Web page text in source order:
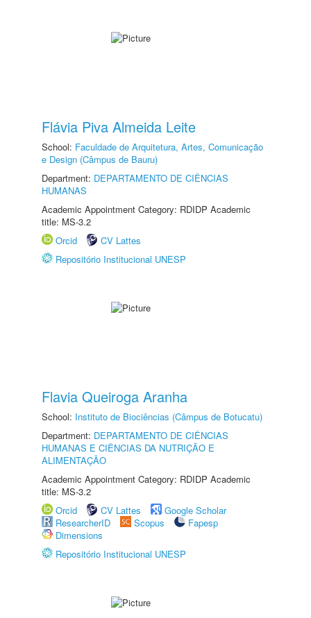
Flávia Piva Almeida Leite
School: Faculdade de Arquitetura, Artes, Comunicação
e Design (Câmpus de Bauru)
Department: DEPARTAMENTO DE CIÊNCIAS
HUMANAS
Academic Appointment Category: RDIDP Academic
title: MS-3.2
Orcid
CV Lattes
Repositório Institucional UNESP
Flavia Queiroga Aranha
School: Instituto de Biociências (Câmpus de Botucatu)
Department: DEPARTAMENTO DE CIÊNCIAS
HUMANAS E CIÊNCIAS DA NUTRIÇÃO E
ALIMENTAÇÃO
Academic Appointment Category: RDIDP Academic
title: MS-3.2
Orcid
CV Lattes
Google Scholar
ResearcherID
Scopus
Fapesp
Dimensions
Repositório Institucional UNESP